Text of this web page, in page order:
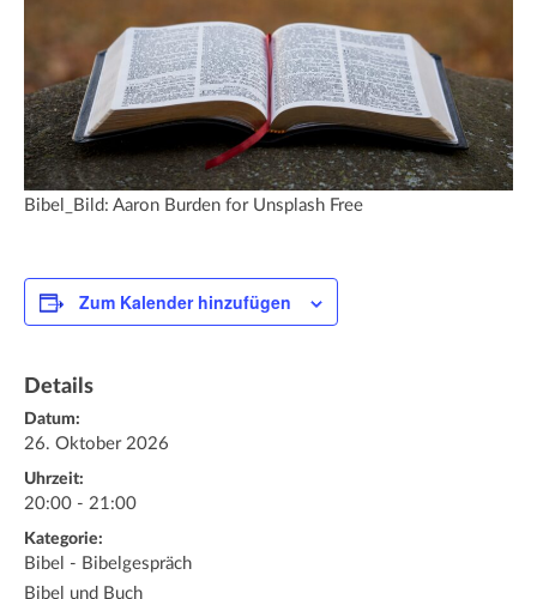
Bibel_Bild: Aaron Burden for Unsplash Free
Zum Kalender hinzufügen
Details
Datum:
26. Oktober 2026
Uhrzeit:
20:00 - 21:00
Kategorie:
Bibel - Bibelgespräch
Bibel und Buch